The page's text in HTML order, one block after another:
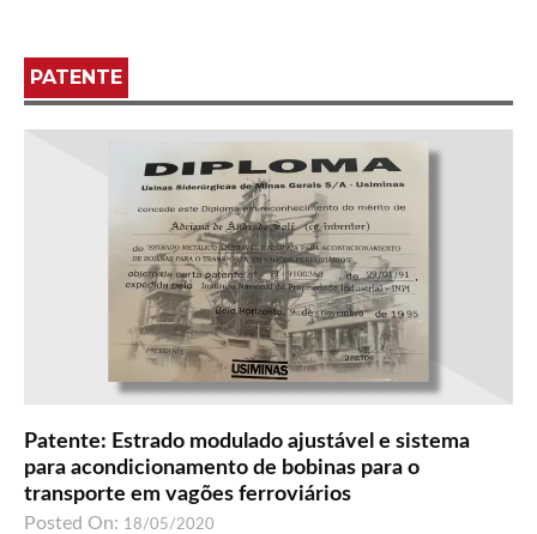
PATENTE
Patente: Estrado modulado ajustável e sistema
para acondicionamento de bobinas para o
transporte em vagões ferroviários
Posted On: 18/05/2020